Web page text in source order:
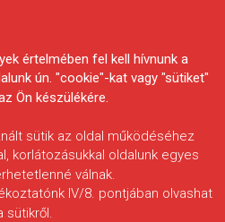
értelmében fel kell hívnunk a
ún. "cookie"-kat vagy "sütiket"
Ön készülékére.
sütik az oldal működéséhez
korlátozásukkal oldalunk egyes
válnak.
IV/8. pontjában olvashat
sütikről.